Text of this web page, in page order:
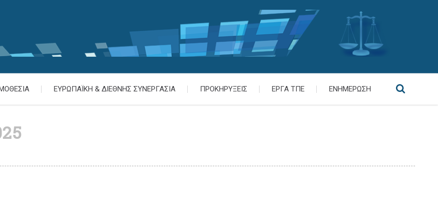
ΕΥΡΩΠΑΪΚΗ & ΔΙΕΘΝΗΣ ΣΥΝΕΡΓΑΣΙΑ ΠΡΟΚΗΡΥΞΕΙΣ ΕΡΓΑ ΤΠΕ ΕΝΗΜΕΡΩΣΗ